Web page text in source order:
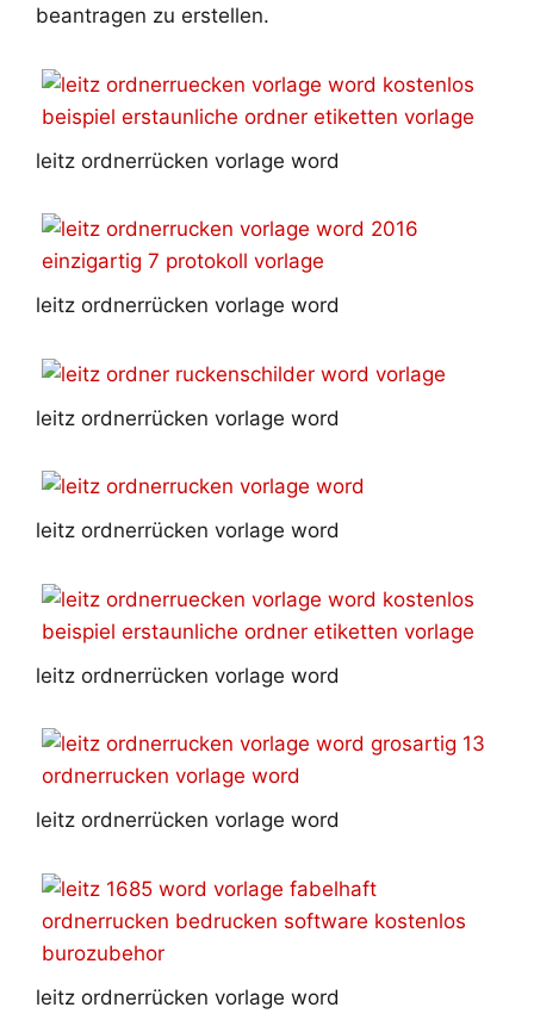
beantragen zu erstellen.
leitz ordnerrücken vorlage word
leitz ordnerrücken vorlage word
leitz ordnerrücken vorlage word
leitz ordnerrücken vorlage word
leitz ordnerrücken vorlage word
leitz ordnerrücken vorlage word
leitz ordnerrücken vorlage word